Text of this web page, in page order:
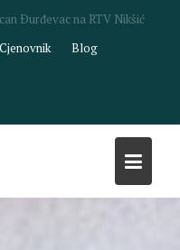
na RTV Nikšić
Cjenovnik
Blog